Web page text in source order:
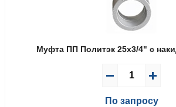
Муфта ПП Политэк 25x3/4" с
По запросу